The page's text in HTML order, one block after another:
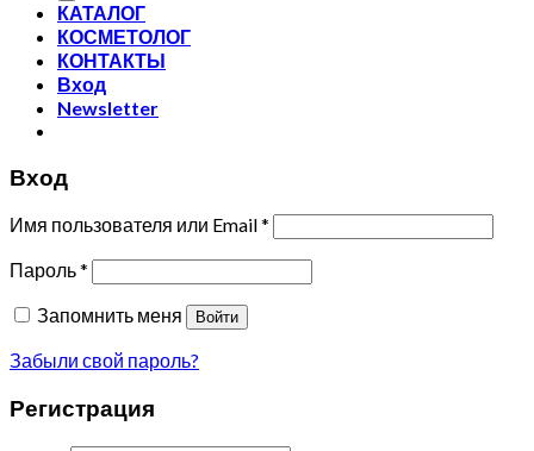
КАТАЛОГ
КОСМЕТОЛОГ
КОНТАКТЫ
Вход
Newsletter
Вход
Имя пользователя или Email*
Пароль*
Запомнить меня
Войти
Забыли свой пароль?
Регистрация